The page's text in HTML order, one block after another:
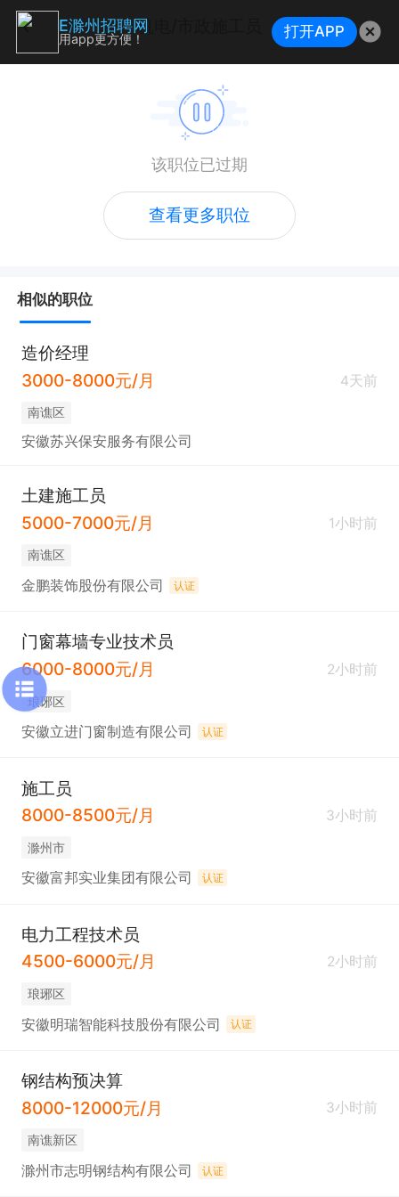
机电/市政施工员
该职位已过期
查看更多职位
相似的职位
造价经理
3000-8000元/月
4天前
南谯区
安徽苏兴保安服务有限公司
土建施工员
5000-7000元/月
1小时前
南谯区
金鹏装饰股份有限公司 认证
门窗幕墙专业技术员
6000-8000元/月
2小时前
琅琊区
安徽立进门窗制造有限公司 认证
施工员
8000-8500元/月
3小时前
滁州市
安徽富邦实业集团有限公司 认证
电力工程技术员
4500-6000元/月
2小时前
琅琊区
安徽明瑞智能科技股份有限公司 认证
钢结构预决算
8000-12000元/月
3小时前
南谯新区
滁州市志明钢结构有限公司 认证
E滁州招聘网
用app更方便！ 打开APP